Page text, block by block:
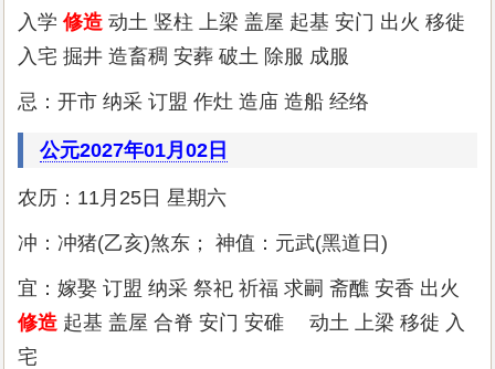
入学 修造 动土 竖柱 上梁 盖屋 起基 安门 出火 移徙
入宅 掘井 造畜稠 安葬 破土 除服 成服
忌：开市 纳采 订盟 作灶 造庙 造船 经络
公元2027年01月02日
农历：11月25日 星期六
冲：冲猪(乙亥)煞东； 神值：元武(黑道日)
宜：嫁娶 订盟 纳采 祭祀 祈福 求嗣 斋醮 安香 出火
修造 起基 盖屋 合脊 安门 安碓 动土 上梁 移徙 入
宅